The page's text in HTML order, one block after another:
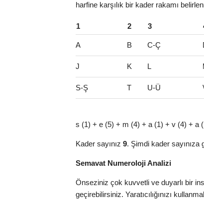
harfine karşılık bir kader rakamı
1 2 3
A B C-Ç
J K L
S-Ş T U-Ü
s (1) + e (5) + m (4) + a (1) + v (4) + a
Kader sayınız 9. Şimdi kader
Semavat Numeroloji Analizi
Önseziniz çok kuvvetli ve duyarlı bir
geçirebilirsiniz. Yaratıcılığınızı